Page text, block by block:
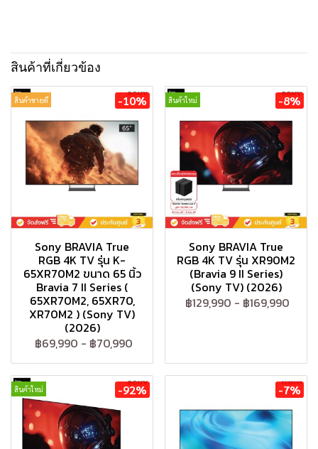
สินค้าที่เกี่ยวข้อง
สินค้าขายดี -10%
Sony BRAVIA True
RGB 4K TV รุ่น K-
65XR70M2 ขนาด 65 นิ้ว
Bravia 7 II Series (
65XR70M2, 65XR70,
XR70M2 ) (Sony TV)
(2026)
฿69,990 - ฿70,990
สินค้าใหม่ -8%
Sony BRAVIA True
RGB 4K TV รุ่น XR90M2
(Bravia 9 II Series)
(Sony TV) (2026)
฿129,990 - ฿169,990
สินค้าใหม่ -92% -7%